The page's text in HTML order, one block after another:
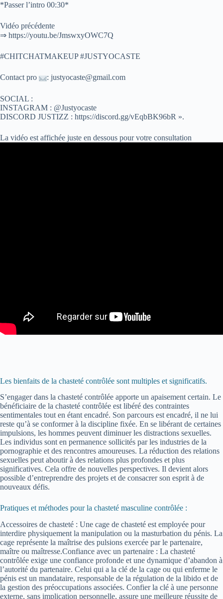
*Passer l’intro 00:30*
Vidéo précédente
⇒ https://youtu.be/JmswxyOWC7Q
#CHITCHATMAKEUP #JUSTYOCASTE
Contact pro : justyocaste@gmail.com
SOCIAL :
INSTAGRAM : @Justyocaste
DISCORD JUSTIZZ : https://discord.gg/vEqbBK96bR ».
La vidéo est affichée juste en dessous pour votre consultation
Les bienfaits de la chasteté contrôlée sont multiples et significatifs.
S’engager dans la chasteté contrôlée apporte un apaisement certain. Le
bénéficiaire de la chasteté contrôlée est libéré des contraintes
sentimentales tout en étant encadré. Son parcours est encadré, il ne lui
reste qu’à se conformer à la discipline fixée. En se libérant de certaines
impulsions, les hommes peuvent diminuer les distractions sexuelles.
Les individus sont en permanence sollicités par les industries de la
pornographie et des rencontres amoureuses. La réduction des relations
sexuelles peut aboutir à des relations plus profondes et plus
significatives. Cela offre de nouvelles perspectives. Il devient alors
possible d’entreprendre des projets et de consacrer son esprit à de
nouveaux défis.
Pratiques et méthodes pour la chasteté masculine contrôlée :
Accessoires de chasteté : Une cage de chasteté est employée pour
interdire physiquement la manipulation ou la masturbation du pénis. La
cage représente la maîtrise des pulsions exercée par le partenaire,
maître ou maîtresse.Confiance avec un partenaire : La chasteté
contrôlée exige une confiance profonde et une dynamique d’abandon à
l’autorité du partenaire. Celui qui a la clé de la cage ou qui enferme le
pénis est un mandataire, responsable de la régulation de la libido et de
la gestion des préoccupations associées. Confier la clé à une personne
externe, sans implication personnelle, assure une meilleure réussite de